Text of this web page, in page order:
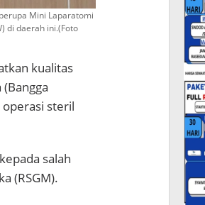
Mini Laparatomi
di daerah ini.(Foto
kualitas
steril
salah
(RSGM).